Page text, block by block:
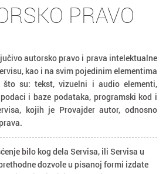
PRAVO
autorsko pravo i prava intelektualne
kao i na svim pojedinim elementima
su: tekst, vizuelni i audio elementi,
i baze podataka, programski kod i
kojih je Provajder autor, odnosno
bilo kog dela Servisa, ili Servisa u
dozvole u pisanoj formi izdate